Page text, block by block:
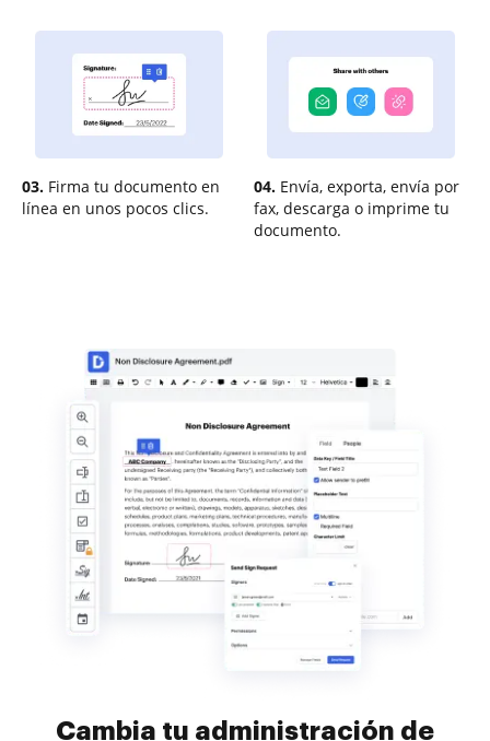
03. Firma tu documento en
línea en unos pocos clics.
04. Envía, exporta, envía por
fax, descarga o imprime tu
documento.
Cambia tu administración de